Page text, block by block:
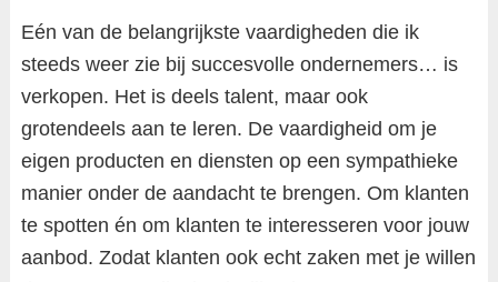
Eén van de belangrijkste vaardigheden die ik
steeds weer zie bij succesvolle ondernemers… is
verkopen. Het is deels talent, maar ook
grotendeels aan te leren. De vaardigheid om je
eigen producten en diensten op een sympathieke
manier onder de aandacht te brengen. Om klanten
te spotten én om klanten te interesseren voor jouw
aanbod. Zodat klanten ook echt zaken met je willen